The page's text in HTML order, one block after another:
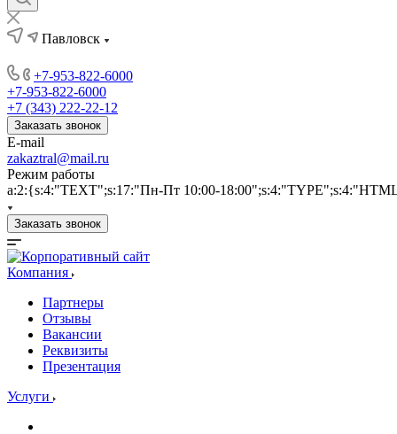
Павловск
+7-953-822-6000
+7-953-822-6000
+7 (343) 222-22-12
Заказать звонок
E-mail
zakaztral@mail.ru
Режим работы
a:2:{s:4:"TEXT";s:17:"Пн-Пт 10:00-
Заказать звонок
Компания
Партнеры
Отзывы
Вакансии
Реквизиты
Презентация
Услуги